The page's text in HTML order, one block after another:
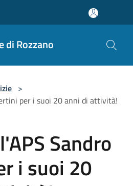
di Rozzano
>
per i suoi 20 anni di attività!
Sandro
i suoi 20